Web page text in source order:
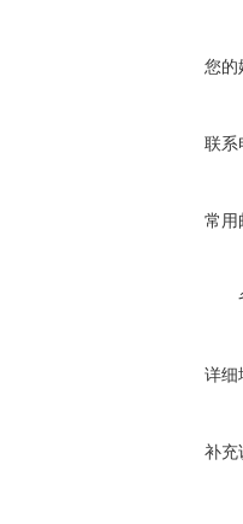
您的
联系
常用
详细
补充